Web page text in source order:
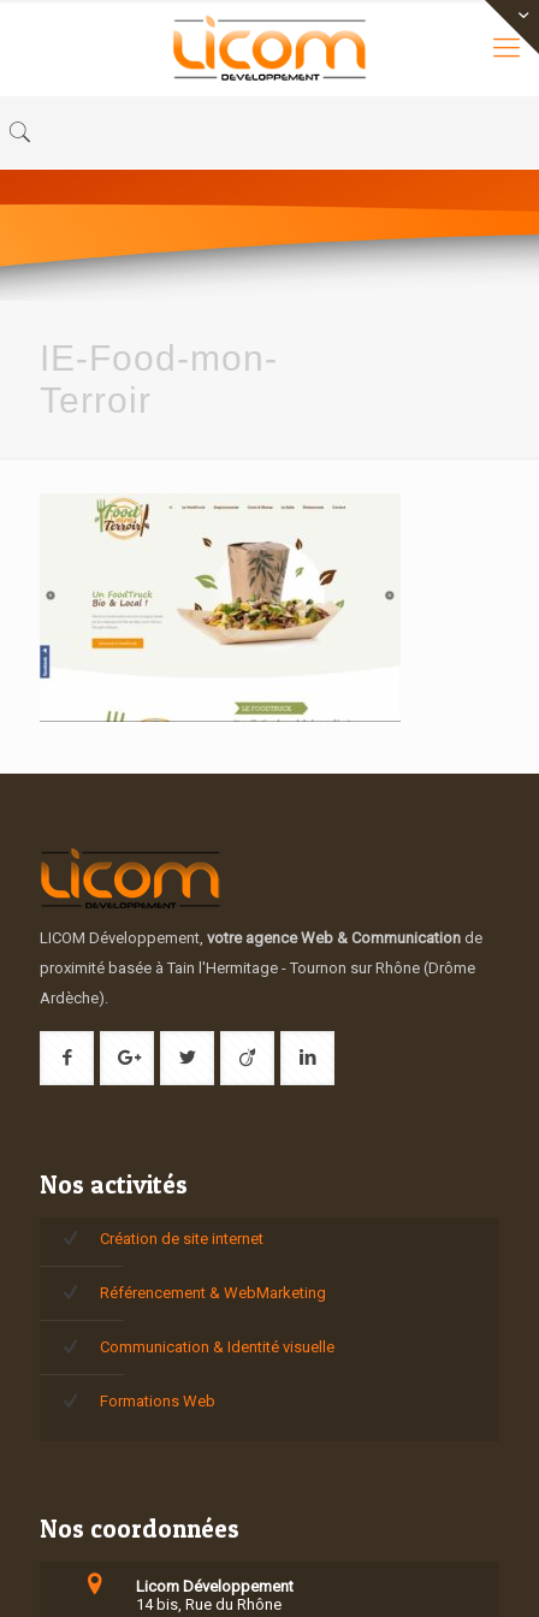
IE-Food-mon-
Terroir
LICOM Développement, votre agence Web & Communication de
proximité basée à Tain l'Hermitage - Tournon sur Rhône (Drôme
Ardèche).
Nos activités
Création de site internet
Référencement & WebMarketing
Communication & Identité visuelle
Formations Web
Nos coordonnées
Licom Développement
14 bis, Rue du Rhône